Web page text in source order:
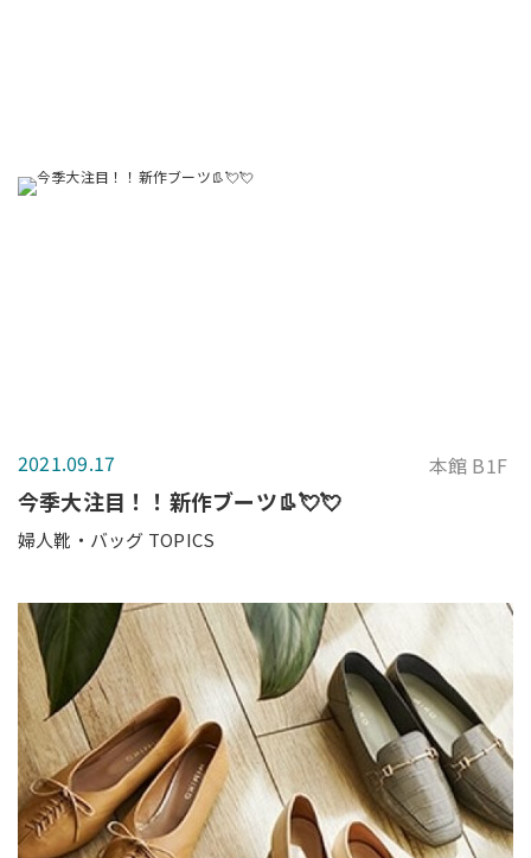
2021.09.17 本館 B1F
今季大注目！！新作ブーツ👢💘💘
婦人靴・バッグ TOPICS